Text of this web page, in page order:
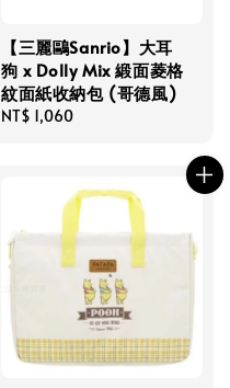
【三麗鷗Sanrio】大耳
狗 x Dolly Mix 緞面菱格
紋面紙收納包 (哥德風)
Regular
NT$ 1,060